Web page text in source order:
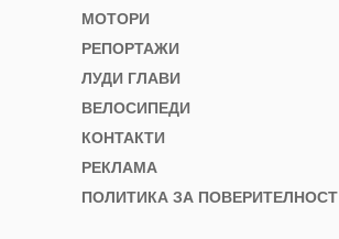
МОТОРИ
РЕПОРТАЖИ
ЛУДИ ГЛАВИ
ВЕЛОСИПЕДИ
КОНТАКТИ
РЕКЛАМА
ПОЛИТИКА ЗА ПОВЕРИТЕЛНОСТ